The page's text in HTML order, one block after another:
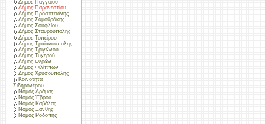
Δήμος Παγγαίου
Δήμος Παρανεστίου
Δήμος Προσοτσάνης
Δήμος Σαμοθράκης
Δήμος Σουφλίου
Δήμος Σταυρούπολης
Δήμος Τοπείρου
Δήμος Τραϊανούπολης
Δήμος Τριγώνου
Δήμος Τυχερού
Δήμος Φερών
Δήμος Φιλίππων
Δήμος Χρυσούπολης
Κοινότητα
Σιδηρονέρου
Νομός Δράμας
Νομός Έβρου
Νομός Καβάλας
Νομός Ξάνθης
Νομός Ροδόπης